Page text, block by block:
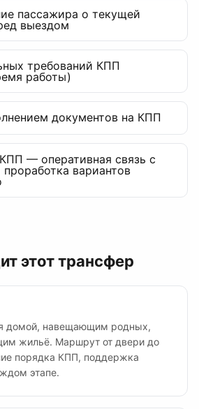
пассажира о текущей
выездом
требований КПП
работы)
документов на КПП
— оперативная связь с
вариантов
этот трансфер
домой, навещающим родных,
жильё. Маршрут от двери до
порядка КПП, поддержка
этапе.